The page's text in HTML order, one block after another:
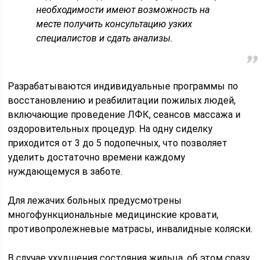
необходимости имеют возможность на
месте получить консультацию узких
специалистов и сдать анализы.
Разрабатываются индивидуальные программы по
восстановлению и реабилитации пожилых людей,
включающие проведение ЛФК, сеансов массажа и
оздоровительных процедур. На одну сиделку
приходится от 3 до 5 подопечных, что позволяет
уделить достаточно времени каждому
нуждающемуся в заботе.
Для лежачих больных предусмотрены
многофункциональные медицинские кровати,
противопролежневые матрасы, инвалидные коляски.